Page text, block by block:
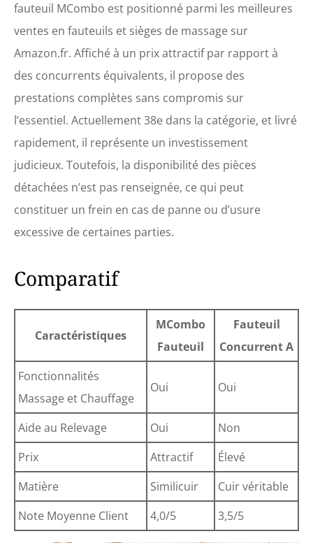
fauteuil MCombo est positionné parmi les meilleures
ventes en fauteuils et sièges de massage sur
Amazon.fr. Affiché à un prix attractif par rapport à
des concurrents équivalents, il propose des
prestations complètes sans compromis sur
l’essentiel. Actuellement 38e dans la catégorie, et livré
rapidement, il représente un investissement
judicieux. Toutefois, la disponibilité des pièces
détachées n’est pas renseignée, ce qui peut
constituer un frein en cas de panne ou d’usure
excessive de certaines parties.
Comparatif
Caractéristiques
MCombo
Fauteuil
Fauteuil
Concurrent A
Fonctionnalités
Massage et Chauffage
Oui Oui
Aide au Relevage Oui
Non
Prix
Attractif
Élevé
Matière
Similicuir
Cuir véritable
Note Moyenne Client
4,0/5 3,5/5